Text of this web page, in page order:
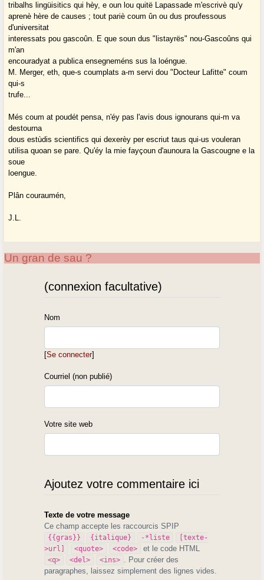
tribalhs lingüisitics qui hèy, e oun lou quitë Lapassade m'escrivè qu'y
aprenè hère de causes ; tout pariè coum ûn ou dus proufessous
d'universitat
interessats pou gascoûn. E que soun dus "listayrës" nou-Gascoûns qui
m'an
encouradyat a publica ensegneméns sus la loéngue.
M. Merger, eth, que-s coumplats a-m servi dou "Docteur Lafitte" coum
qui-s
trufe...
Més coum at poudét pensa, n'éy pas l'avis dous ignourans qui-m va
destourna
dous estùdis scientifics qui dexerèy per escriut taus qui-us vouleran
utilisa quoan se pare. Qu'éy la mie fayçoun d'aunoura la Gascougne e la
soue
loengue.
Plân couraumén,
J.L.
Un gran de sau ?
(connexion facultative)
Nom
[Se connecter]
Courriel (non publié)
Votre site web
Ajoutez votre commentaire ici
Texte de votre message
Ce champ accepte les raccourcis SPIP
{{gras}} {italique} -*liste
[texte-
>url]
<quote> <code> et le code HTML
<q> <del> <ins>
. Pour créer des
paragraphes, laissez simplement des lignes vides.